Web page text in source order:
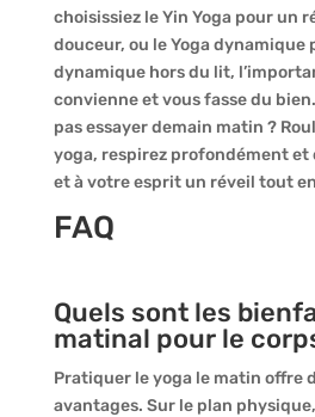
choisissiez le Yin Yoga pour un
douceur, ou le Yoga dynamique
dynamique hors du lit,
convienne et vous fasse du
pas essayer demain matin ?
yoga, respirez profondément et
et à votre esprit un réveil tout
FAQ
Quels sont les
matinal pour le
Pratiquer le yoga le matin offre
avantages. Sur le plan